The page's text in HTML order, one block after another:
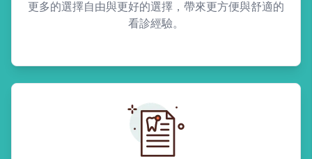
更多的選擇自由與更好的選擇，帶來更方便與舒適的
看診經驗。